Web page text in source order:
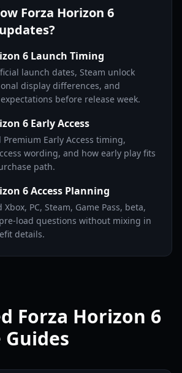
Forza Horizon 6
6 Launch Timing
launch dates, Steam unlock
display differences, and
before release week.
6 Early Access
Early Access timing,
wording, and how early play fits
path.
6 Access Planning
PC, Steam, Game Pass, beta,
load questions without mixing in
details.
Forza Horizon 6
Guides